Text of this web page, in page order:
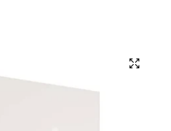
R$300 em produtos